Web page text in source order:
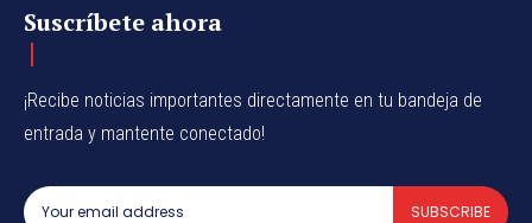
Suscríbete ahora
¡Recibe noticias importantes directamente en tu bandeja de
entrada y mantente conectado!
SUBSCRIBE